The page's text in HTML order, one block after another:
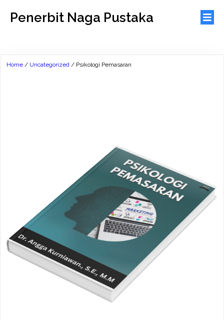
Penerbit Naga Pustaka
Home / Uncategorized / Psikologi Pemasaran